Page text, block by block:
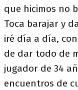
que hicimos no
Toca barajar y
iré día a día,
de dar todo de
jugador de 34
encuentros de